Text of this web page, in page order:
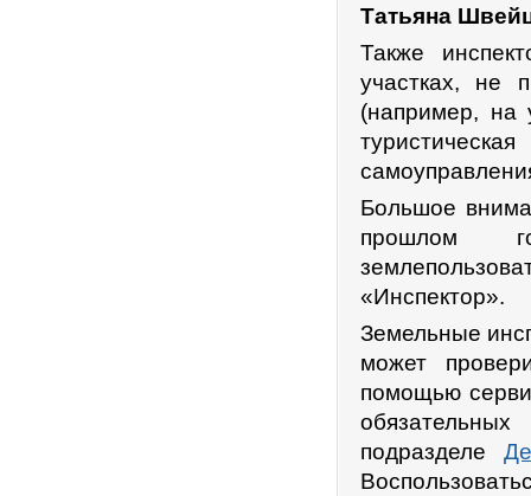
Татьяна
Также
участках, не
(например, на
Большое
прошлом
«Инспектор».
Земельные
может
помощью
подразделе